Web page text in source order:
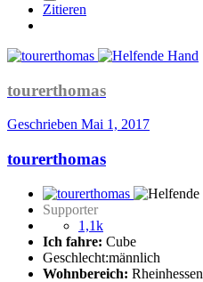
Zitieren
tourerthomas
Geschrieben Mai 1, 2017
tourerthomas
Supporter
1,1k
Ich fahre: Cube
Geschlecht:männlich
Wohnbereich: Rheinhessen